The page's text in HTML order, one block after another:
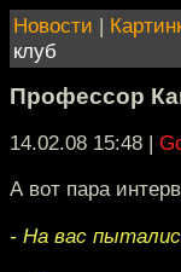
Новости |
клуб
Профессор
14.02.08 15:48 |
А вот пара
- На вас